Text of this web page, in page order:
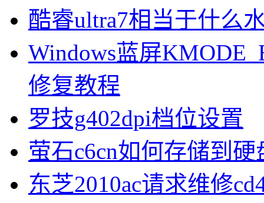
酷睿ultra7相当于什么
Windows蓝屏
修复教程
罗技g402dpi档位设置
萤石c6cn如何存储到硬
东芝2010ac请求维修